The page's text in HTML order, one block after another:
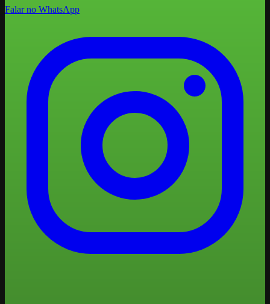
Falar no WhatsApp